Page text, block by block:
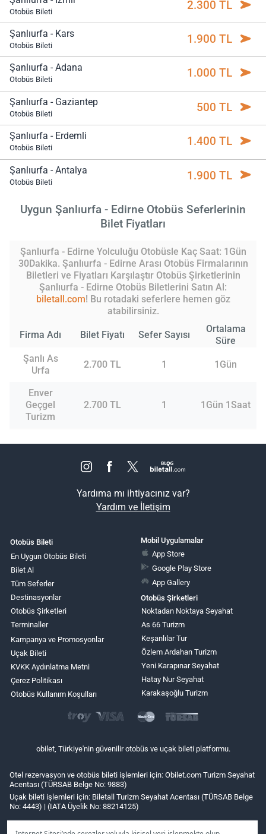
Otobüs Bileti 2.300 TL
Şanlıurfa - Kars
Otobüs Bileti 1.900 TL
Şanlıurfa - Adana
Otobüs Bileti 1.000 TL
Şanlıurfa - Gaziantep
Otobüs Bileti 500 TL
Şanlıurfa - Erdemli
Otobüs Bileti 1.400 TL
Şanlıurfa - Antalya
Otobüs Bileti 1.900 TL
Uygun Şanlıurfa - Edirne Otobüs Seferlerinin
Bilet Fiyatları
Şanlıurfa - Edirne Yolculuğu Otobüsle Kaç Saat: 1Gün
30Dakika. Şanlıurfa - Edirne Arası Otobüs Firmalarının
Biletleri ve Fiyatları Karşılaştır Otobüs Şirketlerinin
Şanlıurfa - Edirne Otobüs Biletlerini Satın Al:
biletall.com! Bu rotadaki seferlere hemen göz
atabilirsiniz.
Firma Adı Bilet Fiyatı Sefer Sayısı
Ortalama
Süre
Şanlı As
Urfa
2.700 TL 1 1Gün
Enver
Geçgel
Turizm
2.700 TL 1 1Gün 1Saat
Yardıma mı ihtiyacınız var?
Yardım ve İletişim
Otobüs Bileti
En Uygun Otobüs Bileti
Bilet Al
Tüm Seferler
Destinasyonlar
Otobüs Şirketleri
Terminaller
Kampanya ve Promosyonlar
Uçak Bileti
KVKK Aydınlatma Metni
Çerez Politikası
Otobüs Kullanım Koşulları
Mobil Uygulamalar
App Store
Google Play Store
App Gallery
Otobüs Şirketleri
Noktadan Noktaya Seyahat
As 66 Turizm
Keşanlılar Tur
Özlem Ardahan Turizm
Yeni Karapınar Seyahat
Hatay Nur Seyahat
Karakaşoğlu Turizm
obilet, Türkiye'nin güvenilir otobüs ve uçak bileti platformu.
Otel rezervasyon ve otobüs bileti işlemleri için: Obilet.com Turizm Seyahat
Acentası (TÜRSAB Belge No: 9883)
Uçak bileti işlemleri için: Biletall Turizm Seyahat Acentası (TÜRSAB Belge
No: 4443) | (IATA Üyelik No: 88214125)